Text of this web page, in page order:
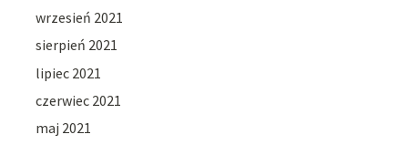
wrzesień 2021
sierpień 2021
lipiec 2021
czerwiec 2021
maj 2021